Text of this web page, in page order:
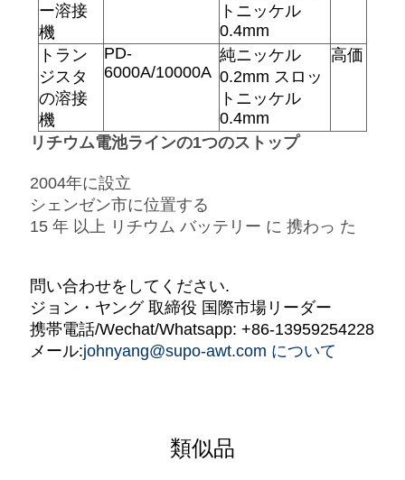
ー溶接
機
トニッケル
0.4mm
トラン
ジスタ
の溶接
機
PD-
6000A/10000A
純ニッケル
0.2mm スロッ
トニッケル
0.4mm
高価
リチウム電池ラインの1つのストップ
2004年に設立
シェンゼン市に位置する
15 年 以上 リチウム バッテリー に 携わっ た
問い合わせをしてください.
ジョン・ヤング 取締役 国際市場リーダー
携帯電話/Wechat/Whatsapp: +86-13959254228
メール:johnyang@supo-awt.com について
類似品